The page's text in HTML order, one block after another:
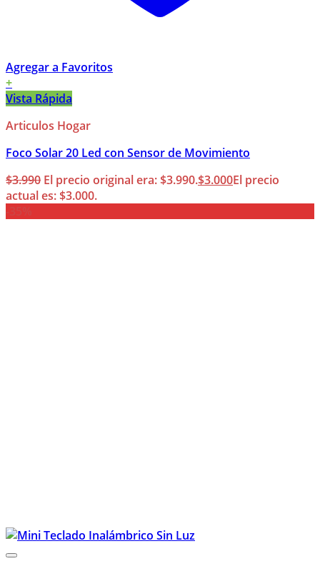
Agregar a Favoritos
+
Vista Rápida
Articulos Hogar
Foco Solar 20 Led con Sensor de Movimiento
$3.990 El precio original era: $3.990.$3.000El precio
actual es: $3.000.